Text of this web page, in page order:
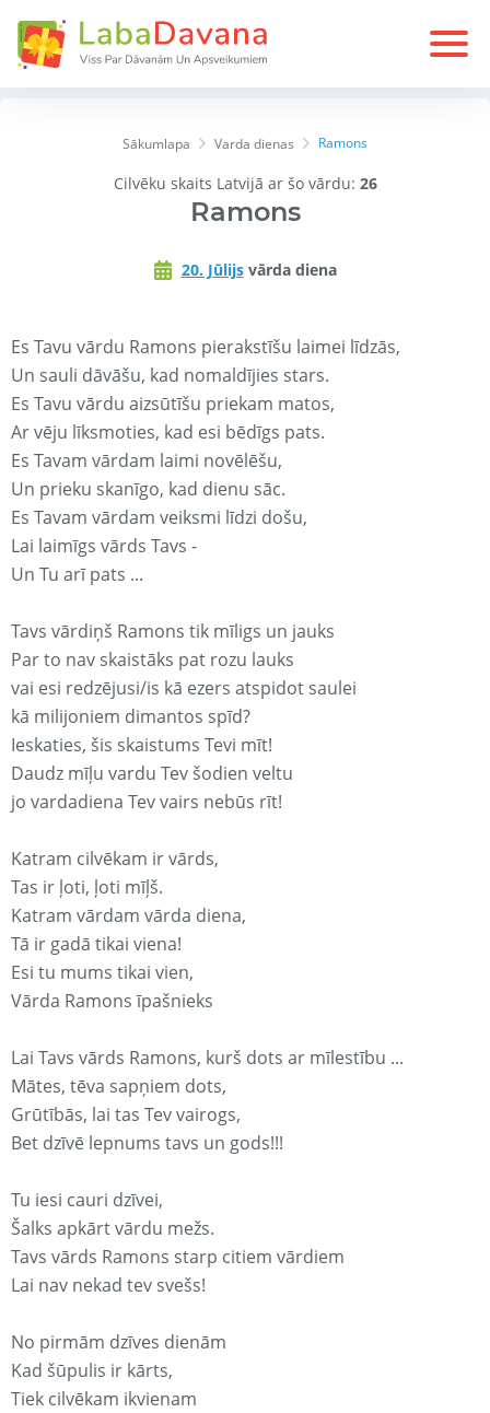
Sākumlapa Varda dienas Ramons
Cilvēku skaits Latvijā ar šo vārdu: 26
Ramons
20. Jūlijsvārda diena
Es Tavu vārdu Ramons pierakstīšu laimei līdzās,
Un sauli dāvāšu, kad nomaldījies stars.
Es Tavu vārdu aizsūtīšu priekam matos,
Ar vēju līksmoties, kad esi bēdīgs pats.
Es Tavam vārdam laimi novēlēšu,
Un prieku skanīgo, kad dienu sāc.
Es Tavam vārdam veiksmi līdzi došu,
Lai laimīgs vārds Tavs -
Un Tu arī pats ...
Tavs vārdiņš Ramons tik mīligs un jauks
Par to nav skaistāks pat rozu lauks
vai esi redzējusi/is kā ezers atspidot saulei
kā milijoniem dimantos spīd?
Ieskaties, šis skaistums Tevi mīt!
Daudz mīļu vardu Tev šodien veltu
jo vardadiena Tev vairs nebūs rīt!
Katram cilvēkam ir vārds,
Tas ir ļoti, ļoti mīļš.
Katram vārdam vārda diena,
Tā ir gadā tikai viena!
Esi tu mums tikai vien,
Vārda Ramons īpašnieks
Lai Tavs vārds Ramons, kurš dots ar mīlestību ...
Mātes, tēva sapņiem dots,
Grūtībās, lai tas Tev vairogs,
Bet dzīvē lepnums tavs un gods!!!
Tu iesi cauri dzīvei,
Šalks apkārt vārdu mežs.
Tavs vārds Ramons starp citiem vārdiem
Lai nav nekad tev svešs!
No pirmām dzīves dienām
Kad šūpulis ir kārts,
Tiek cilvēkam ikvienam